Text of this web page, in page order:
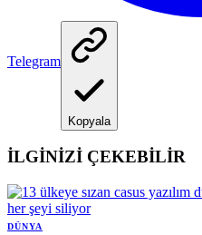
Telegram
Kopyala
İLGİNİZİ ÇEKEBİLİR
DÜNYA